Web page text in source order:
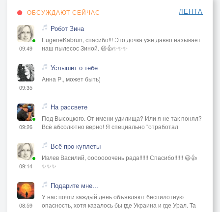
Как будто ты со мною рядом,
И побежала снова по щеке слеза.
В душе печаль осенним листопадом.
Господь тебя забрал на небеса,
Я по привычке в гости тебя жду,
Но про себя с тобой всё говорю.
На дочек гляну как в твои глаза,
Как будто ты со мною рядом,
И побежала снова по щеке слеза.
В душе печаль осенним листопадом.
Хотя давно не верю в чудеса.
Но про себя с тобой всё говорю.
ОБСУЖДАЮТ СЕЙЧАС ЛЕНТА
09:49
Робот Зина
EugeneKabrun, спасибо!!! Это дочка уже давно называет
наш пылесос Зиной. 😃👍✨✨✨
09:35
Услышит о тебе
Анна Р., может быть)
09:26
На рассвете
Под Высоцкого. От имени удилища? Или я не так понял?
Всё абсолютно верно! Я специально "отработал
09:14
Всё про куплеты
Ивлев Василий, ооооооочень рада!!!!!! Спасибо!!!!!! 😃👍
✨✨✨
08:59
Подарите мне...
У нас почти каждый день объявляют беспилотную
опасность, хотя казалось бы где Украина и где Урал. Та